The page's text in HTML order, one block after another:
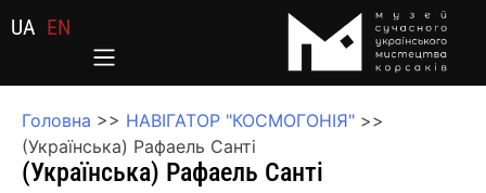
UA EN
Головна >> НАВІГАТОР "КОСМОГОНІЯ" >>
(Українська) Рафаель Санті
(Українська) Рафаель Санті